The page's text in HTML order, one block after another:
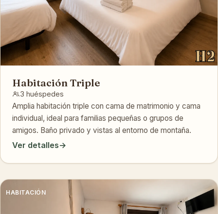
Habitación Triple
3 huéspedes
Amplia habitación triple con cama de matrimonio y cama
individual, ideal para familias pequeñas o grupos de
amigos. Baño privado y vistas al entorno de montaña.
Ver detalles→
HABITACIÓN